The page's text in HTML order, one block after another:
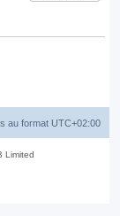
au format UTC+02:00
Limited